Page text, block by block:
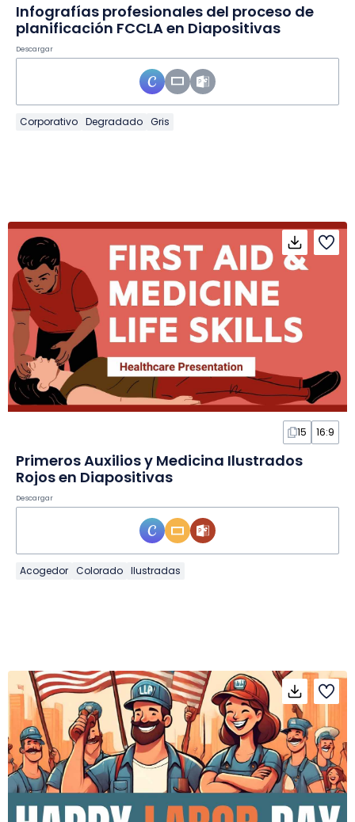
Infografías profesionales del proceso de
planificación FCCLA en Diapositivas
Descargar
Corporativo Degradado Gris
15 16:9
Primeros Auxilios y Medicina Ilustrados
Rojos en Diapositivas
Descargar
Acogedor Colorado Ilustradas